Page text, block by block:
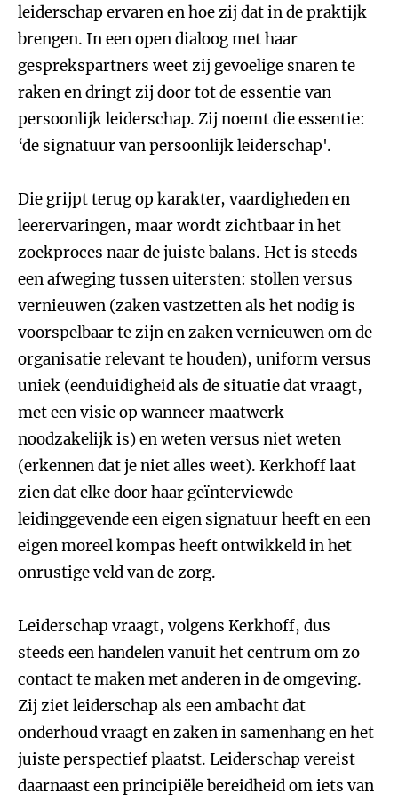
leiderschap ervaren en hoe zij dat in de praktijk
brengen. In een open dialoog met haar
gesprekspartners weet zij gevoelige snaren te
raken en dringt zij door tot de essentie van
persoonlijk leiderschap. Zij noemt die essentie:
‘de signatuur van persoonlijk leiderschap'.
Die grijpt terug op karakter, vaardigheden en
leerervaringen, maar wordt zichtbaar in het
zoekproces naar de juiste balans. Het is steeds
een afweging tussen uitersten: stollen versus
vernieuwen (zaken vastzetten als het nodig is
voorspelbaar te zijn en zaken vernieuwen om de
organisatie relevant te houden), uniform versus
uniek (eenduidigheid als de situatie dat vraagt,
met een visie op wanneer maatwerk
noodzakelijk is) en weten versus niet weten
(erkennen dat je niet alles weet). Kerkhoff laat
zien dat elke door haar geïnterviewde
leidinggevende een eigen signatuur heeft en een
eigen moreel kompas heeft ontwikkeld in het
onrustige veld van de zorg.
Leiderschap vraagt, volgens Kerkhoff, dus
steeds een handelen vanuit het centrum om zo
contact te maken met anderen in de omgeving.
Zij ziet leiderschap als een ambacht dat
onderhoud vraagt en zaken in samenhang en het
juiste perspectief plaatst. Leiderschap vereist
daarnaast een principiële bereidheid om iets van